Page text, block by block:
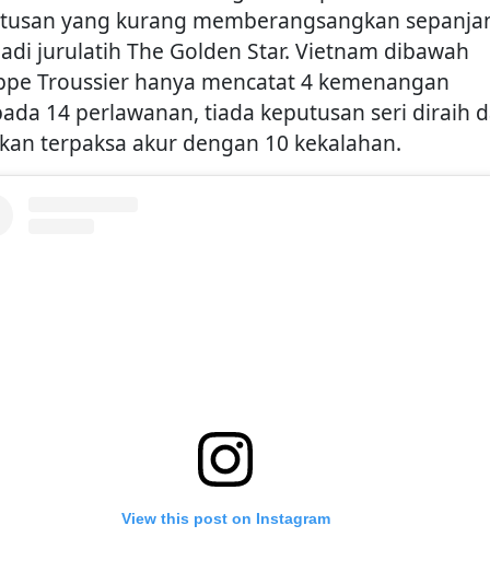
yang kurang memberangsangkan
jurulatih The Golden Star. Vietnam dibawah
Troussier hanya mencatat 4 kemenangan
14 perlawanan, tiada keputusan seri diraih
terpaksa akur dengan 10 kekalahan.
View this post on Instagram